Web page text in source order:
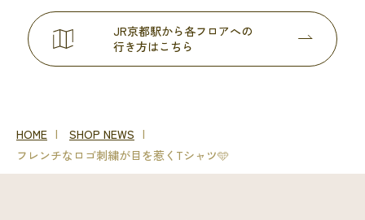
JR京都駅から各フロアへの
行き方はこちら
HOME
SHOP NEWS
フレンチなロゴ刺繍が目を惹くTシャツ🩵